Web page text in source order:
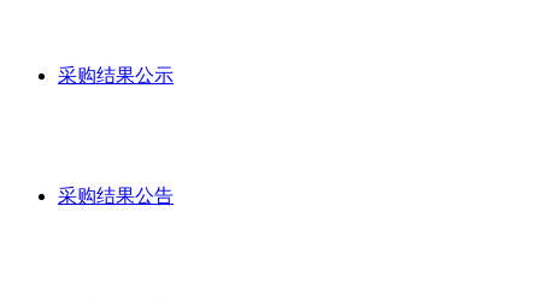
采购结果公示
采购结果公告